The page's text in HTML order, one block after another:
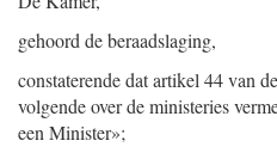
gehoord de beraadslaging,
constaterende dat artikel 44 van
volgende over de ministeries
een Minister»;